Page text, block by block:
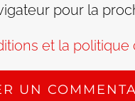
pour la
et la